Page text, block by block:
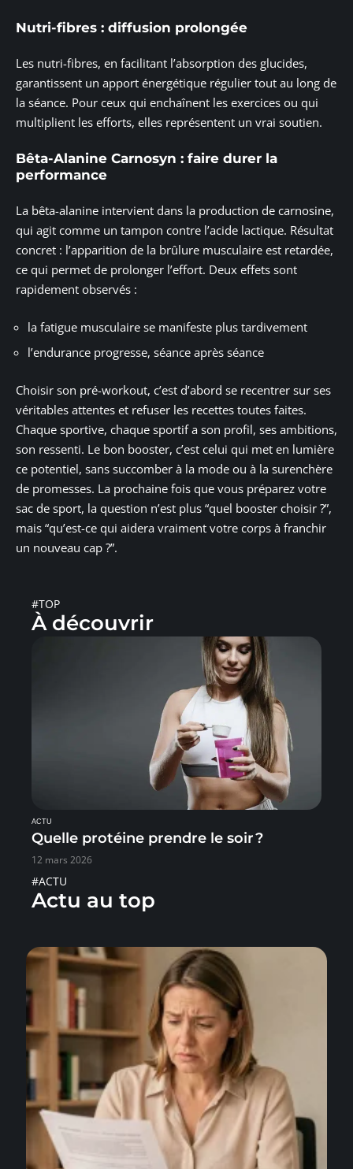
Nutri-fibres : diffusion prolongée
Les nutri-fibres, en facilitant l’absorption des glucides,
garantissent un apport énergétique régulier tout au long de
la séance. Pour ceux qui enchaînent les exercices ou qui
multiplient les efforts, elles représentent un vrai soutien.
Bêta-Alanine Carnosyn : faire durer la
performance
La bêta-alanine intervient dans la production de carnosine,
qui agit comme un tampon contre l’acide lactique. Résultat
concret : l’apparition de la brûlure musculaire est retardée,
ce qui permet de prolonger l’effort. Deux effets sont
rapidement observés :
la fatigue musculaire se manifeste plus tardivement
l’endurance progresse, séance après séance
Choisir son pré-workout, c’est d’abord se recentrer sur ses
véritables attentes et refuser les recettes toutes faites.
Chaque sportive, chaque sportif a son profil, ses ambitions,
son ressenti. Le bon booster, c’est celui qui met en lumière
ce potentiel, sans succomber à la mode ou à la surenchère
de promesses. La prochaine fois que vous préparez votre
sac de sport, la question n’est plus “quel booster choisir ?”,
mais “qu’est-ce qui aidera vraiment votre corps à franchir
un nouveau cap ?”.
#TOP
À découvrir
ACTU
Quelle protéine prendre le soir ?
12 mars 2026
#ACTU
Actu au top